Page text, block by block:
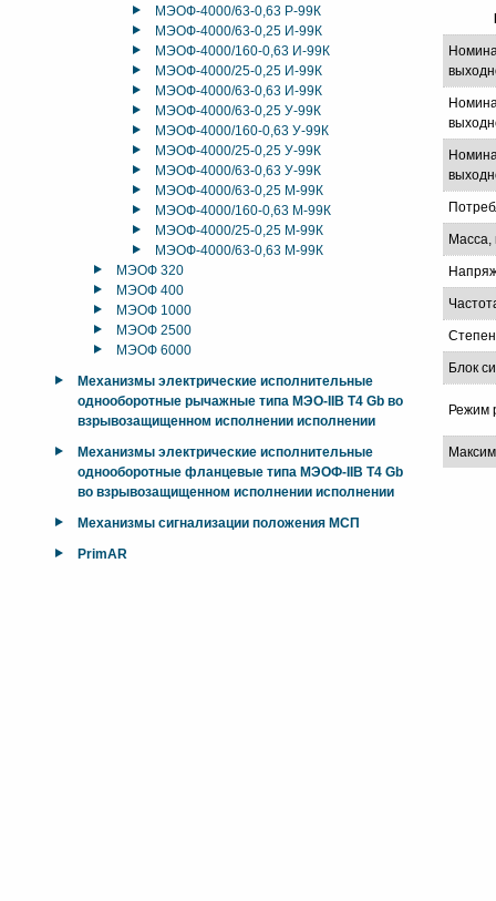
МЭОФ-4000/63-0,63 Р-99К
МЭОФ-4000/63-0,25 И-99К
МЭОФ-4000/160-0,63 И-99К
МЭОФ-4000/25-0,25 И-99К
МЭОФ-4000/63-0,63 И-99К
МЭОФ-4000/63-0,25 У-99К
МЭОФ-4000/160-0,63 У-99К
МЭОФ-4000/25-0,25 У-99К
МЭОФ-4000/63-0,63 У-99К
МЭОФ-4000/63-0,25 М-99К
МЭОФ-4000/160-0,63 М-99К
МЭОФ-4000/25-0,25 М-99К
МЭОФ-4000/63-0,63 М-99К
МЭОФ 320
МЭОФ 400
МЭОФ 1000
МЭОФ 2500
МЭОФ 6000
Механизмы электрические исполнительные
однооборотные рычажные типа МЭО-IIB T4 Gb во
взрывозащищенном исполнении исполнении
Механизмы электрические исполнительные
однооборотные фланцевые типа МЭОФ-IIB T4 Gb
во взрывозащищенном исполнении исполнении
Механизмы сигнализации положения МСП
PrimAR
Масса,
Блок
Режим